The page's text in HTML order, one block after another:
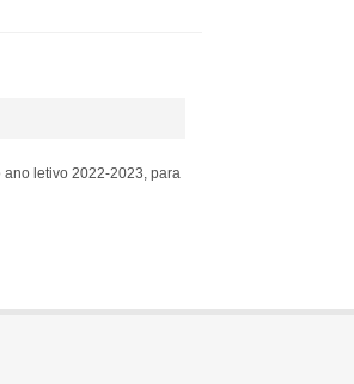
ano letivo 2022-2023, para